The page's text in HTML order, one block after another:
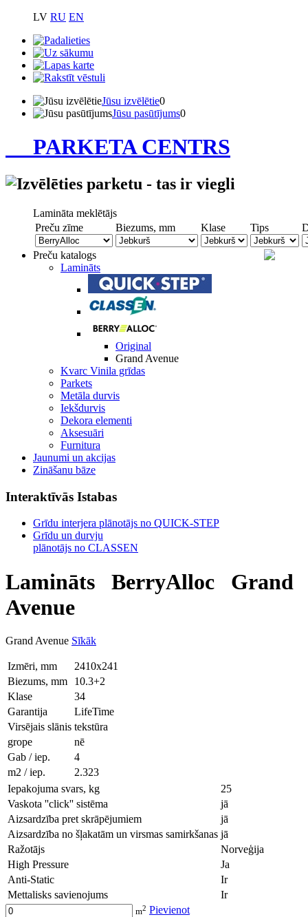
LV RU EN
Jūsu izvēlētie0
Jūsu pasūtījums0
PARKETA CENTRS
Lamināta meklētājs
Preču zīme
Biezums, mm Klase Tips
Preču katalogs
Lamināts
Original
Grand Avenue
Kvarc Vinila grīdas
Parkets
Metāla durvis
Iekšdurvis
Dekora elementi
Aksesuāri
Furnitura
Jaunumi un akcijas
Zināšanu bāze
Interaktīvās Istabas
Grīdu interjera plānotājs no QUICK-STEP
Grīdu un durvju
plānotājs no CLASSEN
Lamināts BerryAlloc
Grand
Avenue
Grand Avenue Sīkāk
Izmēri, mm
2410x241
Biezums, mm
10.3+2
Klase
34
Garantija
LifeTime
Virsējais slānis tekstūra
grope
nē
Gab / iep.
4
m2 / iep.
2.323
Iepakojuma svars, kg
25
Vaskota ''click'' sistēma
jā
Aizsardzība pret skrāpējumiem
jā
Aizsardzība no šļakatām un virsmas samirkšanas jā
Ražotājs
Norveģija
High Pressure
Ja
Anti-Static
Ir
Mettalisks savienojums
Ir
m2 Pievienot